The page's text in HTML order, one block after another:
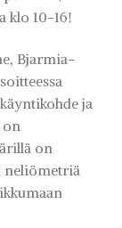
klo 10-16!
Bjarmia-
ja
on
on
neliömetriä